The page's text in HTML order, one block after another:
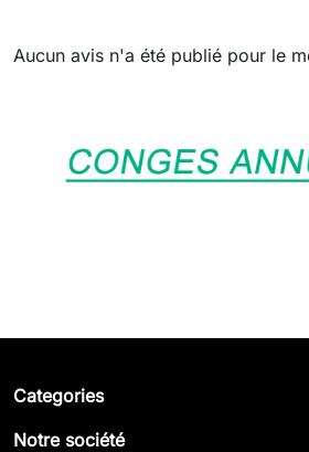
Aucun avis n'a été publié pour le
Categories
Notre société